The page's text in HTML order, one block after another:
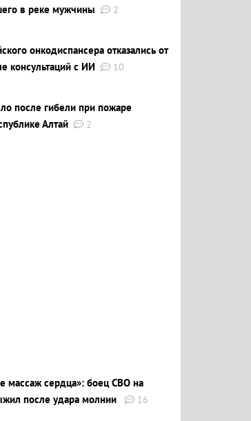
в реке мужчины
2
онкодиспансера отказались от
консультаций с ИИ
10
после гибели при пожаре
Алтай
2
массаж сердца»: боец СВО на
после удара молнии
16